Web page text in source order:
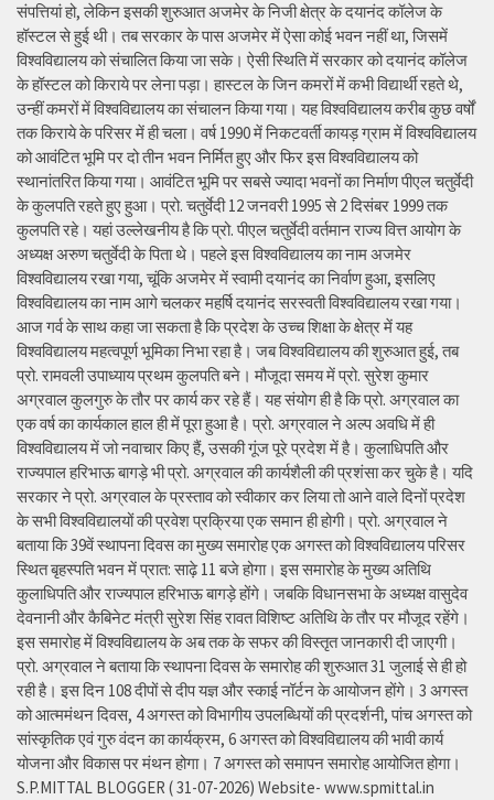
संपत्तियां हो, लेकिन इसकी शुरुआत अजमेर के निजी क्षेत्र के दयानंद कॉलेज के
हॉस्टल से हुई थी। तब सरकार के पास अजमेर में ऐसा कोई भवन नहीं था, जिसमें
विश्वविद्यालय को संचालित किया जा सके। ऐसी स्थिति में सरकार को दयानंद कॉलेज
के हॉस्टल को किराये पर लेना पड़ा। हास्टल के जिन कमरों में कभी विद्यार्थी रहते थे,
उन्हीं कमरों में विश्वविद्यालय का संचालन किया गया। यह विश्वविद्यालय करीब कुछ वर्षों
तक किराये के परिसर में ही चला। वर्ष 1990 में निकटवर्ती कायड़ ग्राम में विश्वविद्यालय
को आवंटित भूमि पर दो तीन भवन निर्मित हुए और फिर इस विश्वविद्यालय को
स्थानांतरित किया गया। आवंटित भूमि पर सबसे ज्यादा भवनों का निर्माण पीएल चतुर्वेदी
के कुलपति रहते हुए हुआ। प्रो. चतुर्वेदी 12 जनवरी 1995 से 2 दिसंबर 1999 तक
कुलपति रहे। यहां उल्लेखनीय है कि प्रो. पीएल चतुर्वेदी वर्तमान राज्य वित्त आयोग के
अध्यक्ष अरुण चतुर्वेदी के पिता थे। पहले इस विश्वविद्यालय का नाम अजमेर
विश्वविद्यालय रखा गया, चूंकि अजमेर में स्वामी दयानंद का निर्वाण हुआ, इसलिए
विश्वविद्यालय का नाम आगे चलकर महर्षि दयानंद सरस्वती विश्वविद्यालय रखा गया।
आज गर्व के साथ कहा जा सकता है कि प्रदेश के उच्च शिक्षा के क्षेत्र में यह
विश्वविद्यालय महत्वपूर्ण भूमिका निभा रहा है। जब विश्वविद्यालय की शुरुआत हुई, तब
प्रो. रामवली उपाध्याय प्रथम कुलपति बने। मौजूदा समय में प्रो. सुरेश कुमार
अग्रवाल कुलगुरु के तौर पर कार्य कर रहे हैं। यह संयोग ही है कि प्रो. अग्रवाल का
एक वर्ष का कार्यकाल हाल ही में पूरा हुआ है। प्रो. अग्रवाल ने अल्प अवधि में ही
विश्वविद्यालय में जो नवाचार किए हैं, उसकी गूंज पूरे प्रदेश में है। कुलाधिपति और
राज्यपाल हरिभाऊ बागड़े भी प्रो. अग्रवाल की कार्यशैली की प्रशंसा कर चुके है। यदि
सरकार ने प्रो. अग्रवाल के प्रस्ताव को स्वीकार कर लिया तो आने वाले दिनों प्रदेश
के सभी विश्वविद्यालयों की प्रवेश प्रक्रिया एक समान ही होगी। प्रो. अग्रवाल ने
बताया कि 39वें स्थापना दिवस का मुख्य समारोह एक अगस्त को विश्वविद्यालय परिसर
स्थित बृहस्पति भवन में प्रात: साढ़े 11 बजे होगा। इस समारोह के मुख्य अतिथि
कुलाधिपति और राज्यपाल हरिभाऊ बागड़े होंगे। जबकि विधानसभा के अध्यक्ष वासुदेव
देवनानी और कैबिनेट मंत्री सुरेश सिंह रावत विशिष्ट अतिथि के तौर पर मौजूद रहेंगे।
इस समारोह में विश्वविद्यालय के अब तक के सफर की विस्तृत जानकारी दी जाएगी।
प्रो. अग्रवाल ने बताया कि स्थापना दिवस के समारोह की शुरुआत 31 जुलाई से ही हो
रही है। इस दिन 108 दीपों से दीप यज्ञ और स्काई नॉर्टन के आयोजन होंगे। 3 अगस्त
को आत्ममंथन दिवस, 4 अगस्त को विभागीय उपलब्धियों की प्रदर्शनी, पांच अगस्त को
सांस्कृतिक एवं गुरु वंदन का कार्यक्रम, 6 अगस्त को विश्वविद्यालय की भावी कार्य
योजना और विकास पर मंथन होगा। 7 अगस्त को समापन समारोह आयोजित होगा।
S.P.MITTAL BLOGGER ( 31-07-2026) Website- www.spmittal.in